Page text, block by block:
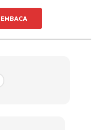
memberi dana
itu menjadikannya
sang pelangi.